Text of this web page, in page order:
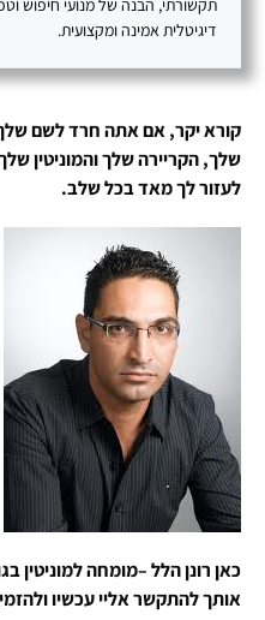
תקשורתי, הבנה של מנועי חיפוש
דיגיטלית אמינה ומקצועית.
קורא יקר, אם אתה חרד לשם
שלך, הקריירה שלך והמוניטין
לעזור לך מאד בכל שלב.
כאן רונן הלל –מומחה למוניטין
אותך להתקשר אליי עכשיו